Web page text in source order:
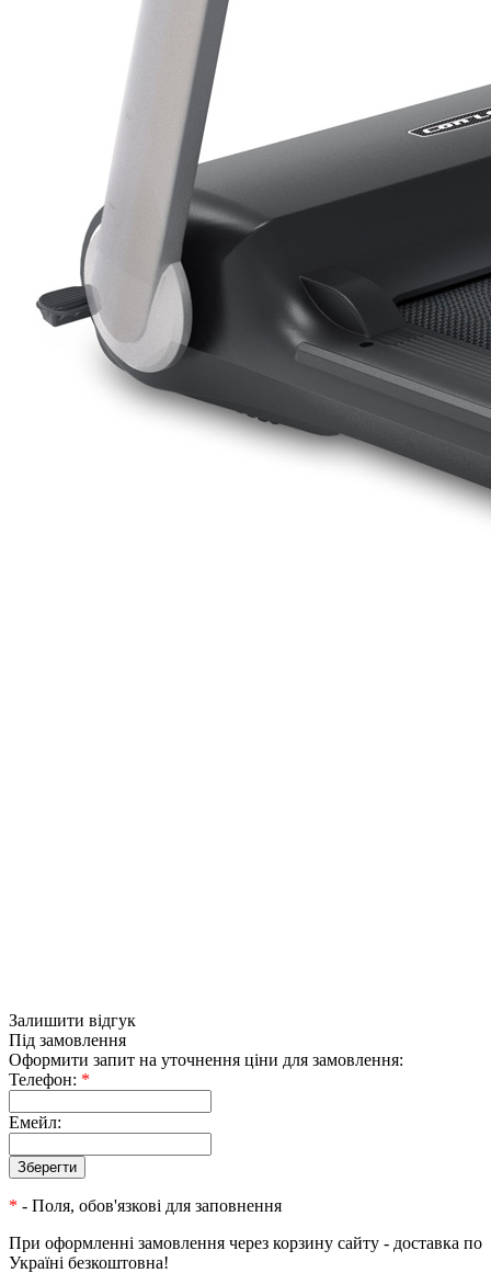
Залишити відгук
Під замовлення
Оформити запит на уточнення ціни для замовлення:
Телефон: *
Емейл:
* - Поля, обов'язкові для заповнення
При оформленні замовлення через корзину сайту - доставка по
Україні безкоштовна!